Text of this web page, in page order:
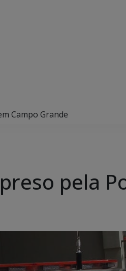
Campo Grande
pela